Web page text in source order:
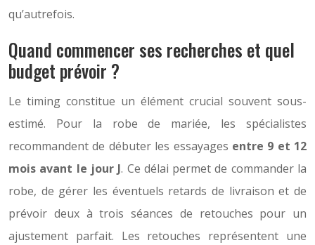
qu’autrefois.
Quand commencer ses recherches et quel
budget prévoir ?
Le timing constitue un élément crucial souvent sous-
estimé. Pour la robe de mariée, les spécialistes
recommandent de débuter les essayages entre 9 et 12
mois avant le jour J. Ce délai permet de commander la
robe, de gérer les éventuels retards de livraison et de
prévoir deux à trois séances de retouches pour un
ajustement parfait. Les retouches représentent une